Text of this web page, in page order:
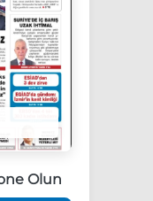
Olun